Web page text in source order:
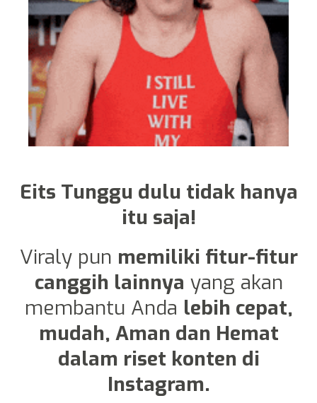
Eits Tunggu dulu tidak hanya
itu saja!
Viraly pun memiliki fitur-fitur
canggih lainnya yang akan
membantu Anda lebih cepat,
mudah, Aman dan Hemat
dalam riset konten di
Instagram.